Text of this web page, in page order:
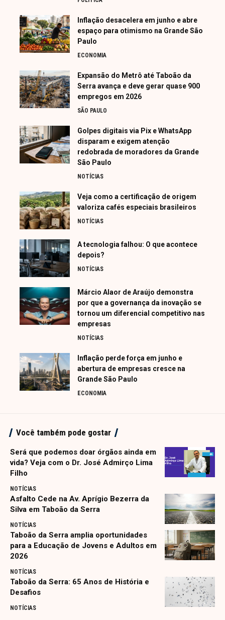
Inflação desacelera em junho e abre
espaço para otimismo na Grande São
Paulo
ECONOMIA
Expansão do Metrô até Taboão da
Serra avança e deve gerar quase 900
empregos em 2026
SÃO PAULO
Golpes digitais via Pix e WhatsApp
disparam e exigem atenção
redobrada de moradores da Grande
São Paulo
NOTÍCIAS
Veja como a certificação de origem
valoriza cafés especiais brasileiros
NOTÍCIAS
A tecnologia falhou: O que acontece
depois?
NOTÍCIAS
Márcio Alaor de Araújo demonstra
por que a governança da inovação se
tornou um diferencial competitivo nas
empresas
NOTÍCIAS
Inflação perde força em junho e
abertura de empresas cresce na
Grande São Paulo
ECONOMIA
Você também pode gostar
Será que podemos doar órgãos ainda em
vida? Veja com o Dr. José Admirço Lima
Filho
NOTÍCIAS
Asfalto Cede na Av. Aprígio Bezerra da
Silva em Taboão da Serra
NOTÍCIAS
Taboão da Serra amplia oportunidades
para a Educação de Jovens e Adultos em
2026
NOTÍCIAS
Taboão da Serra: 65 Anos de História e
Desafios
NOTÍCIAS